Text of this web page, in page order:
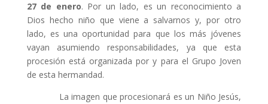
27 de enero. Por un lado, es un reconocimiento a
Dios hecho niño que viene a salvarnos y, por otro
lado, es una oportunidad para que los más jóvenes
vayan asumiendo responsabilidades, ya que esta
procesión está organizada por y para el Grupo Joven
de esta hermandad.
La imagen que procesionará es un Niño Jesús,